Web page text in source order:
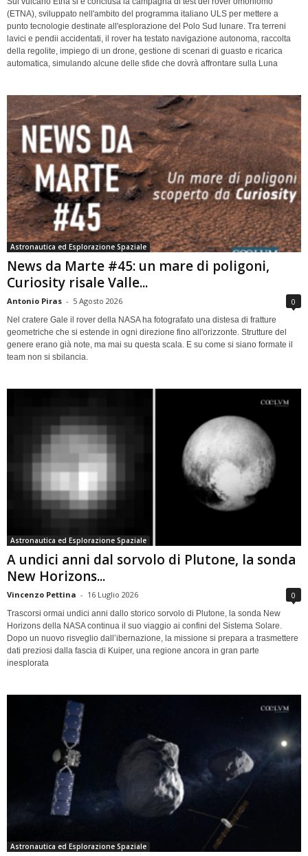
(ETNA), sviluppato nell'ambito del programma italiano ULS per mettere a
punto tecnologie destinate all'esplorazione del Polo Sud lunare. Tra terreni
lavici e pendii accidentati, il rover ha testato navigazione autonoma, raccolta
della regolite, impiego di un drone, gestione di scenari di guasto e ricarica
automatica, simulando alcune delle sfide che dovrà affrontare sulla Luna
Astronautica ed Esplorazione Spaziale
News da Marte #45: un mare di poligoni,
Curiosity risale Valle...
Antonio Piras - 5 Agosto 2026 0
Nel cratere Gale il rover della NASA ha fotografato una distesa di fratture
geometriche che si estende in ogni direzione fino all'orizzonte. Strutture del
genere erano già note, ma mai su questa scala. E su come si siano formate il
team non si sbilancia.
Astronautica ed Esplorazione Spaziale
A undici anni dal sorvolo di Plutone, la sonda
New Horizons...
Vincenzo Pettina - 16 Luglio 2026 0
Trascorsi ormai undici anni dallo storico sorvolo di Plutone, la sonda New
Horizons della NASA continua il suo viaggio ai confini del Sistema Solare.
Dopo un nuovo risveglio dall’ibernazione, la missione si prepara a trasmettere
dati preziosi dalla fascia di Kuiper, una regione ancora in gran parte
inesplorata
Astronautica ed Esplorazione Spaziale